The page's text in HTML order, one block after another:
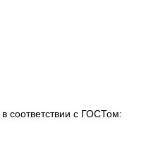
соответствии с ГОСТом: